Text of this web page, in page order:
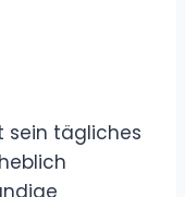
sein tägliches